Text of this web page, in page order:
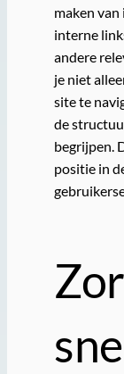
maken
interne
andere
je niet
site te
de
begrijpen.
positie in